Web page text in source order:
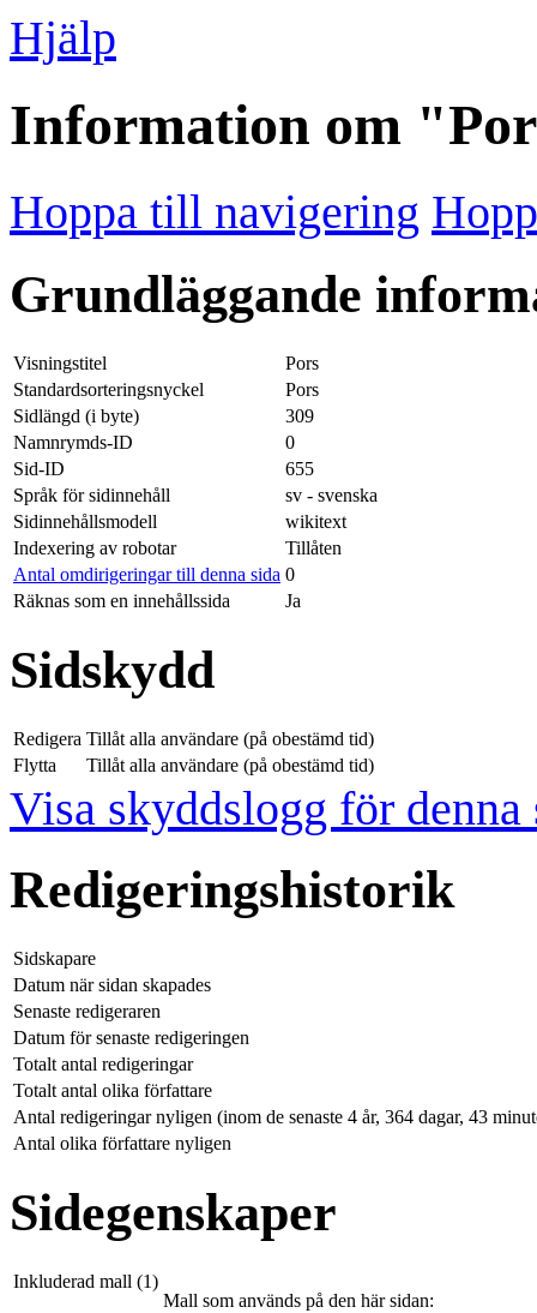
Hjälp
Information om
Hoppa till navigering
Grundläggande
Visningstitel
Pors
Standardsorteringsnyckel
Pors
Sidlängd (i byte)
309
Namnrymds-ID
0
Sid-ID
655
Språk för sidinnehåll
sv - svenska
Sidinnehållsmodell
wikitext
Indexering av robotar
Tillåten
Antal omdirigeringar till denna sida 0
Räknas som en innehållssida
Ja
Sidskydd
Redigera Tillåt alla användare (på obestämd tid)
Flytta
Tillåt alla användare (på obestämd tid)
Visa skyddslogg för denna
Redigeringshistorik
Sidskapare
Datum när sidan skapades
Senaste redigeraren
Datum för senaste redigeringen
Totalt antal redigeringar
Totalt antal olika författare
Antal redigeringar nyligen (inom de senaste 4 år, 364 dagar, 43
Antal olika författare nyligen
Sidegenskaper
Inkluderad mall (1)
Mall som används på den här sidan: